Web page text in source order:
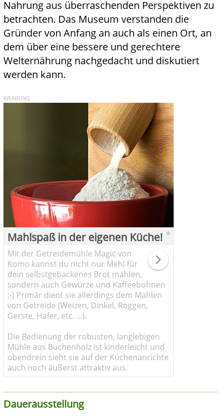
Nahrung aus überraschenden Perspektiven zu
betrachten. Das Museum verstanden die
Gründer von Anfang an auch als einen Ort, an
dem über eine bessere und gerechtere
Welternährung nachgedacht und diskutiert
werden kann.
WERBUNG
Mahlspaß in der eigenen Küche! *
Mit der Getreidemühle Magic von
Komo kannst du nicht nur Mehl für
dein selbstgebackenes Brot mahlen,
sondern auch Gewürze und Kaffeebohnen
:-) Primär dient sie allerdings dem Mahlen
von Getreide (Weizen, Dinkel, Roggen,
Gerste, Hafer, etc. ...).
Die Bedienung der robusten, langlebigen
Mühle aus Buchenholz ist kinderleicht und
obendrein sieht sie auf der Küchenanrichte
auch noch äußerst attraktiv aus.
Dauerausstellung